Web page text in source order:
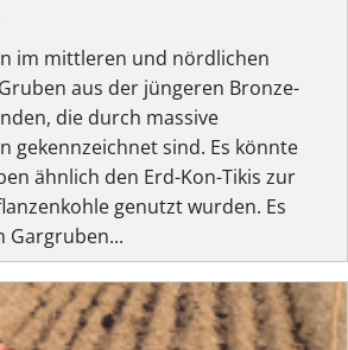
im mittleren und nördlichen
aus der jüngeren Bronze-
die durch massive
gekennzeichnet sind. Es könnte
ähnlich den Erd-Kon-Tikis zur
genutzt wurden. Es
Gargruben...